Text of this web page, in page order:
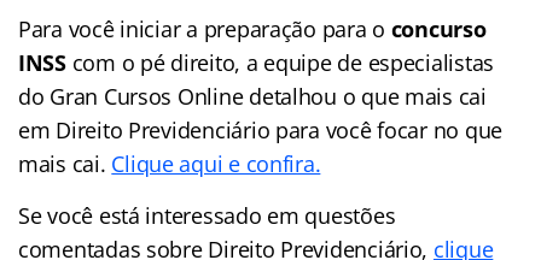
Para você iniciar a preparação para o concurso
INSS com o pé direito, a equipe de especialistas
do Gran Cursos Online detalhou o que mais cai
em Direito Previdenciário para você focar no que
mais cai. Clique aqui e confira.
Se você está interessado em questões
comentadas sobre Direito Previdenciário, clique